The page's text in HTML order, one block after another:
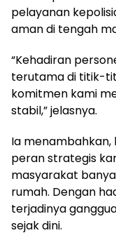
pelayanan
aman di tengah
“Kehadiran
terutama di titik-
komitmen kami
stabil,” jelasnya.
Ia
peran strategis
masyarakat
rumah. Dengan
terjadinya
sejak dini.